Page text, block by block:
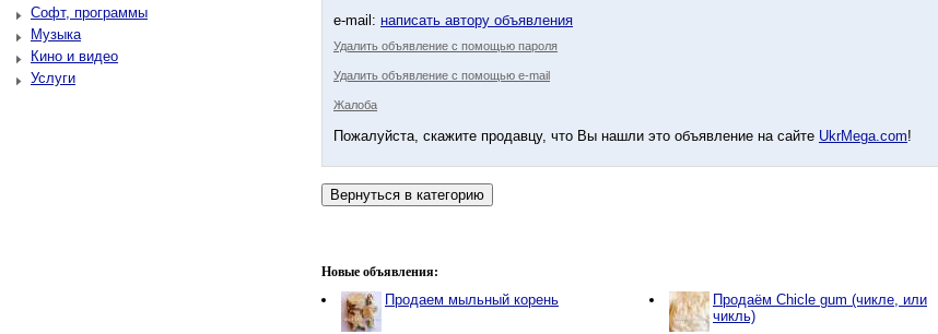
Софт, программы
Музыка
Кино и видео
Услуги
e-mail: написать автору объявления
Удалить объявление с помощью пароля
Удалить объявление с помощью e-mail
Жалоба
Пожалуйста, скажите продавцу, что Вы нашли это объявление на сайте UkrMega.com!
Новые объявления:
Продаем мыльный корень
Продаём Chicle gum (чикле, или
чикль)